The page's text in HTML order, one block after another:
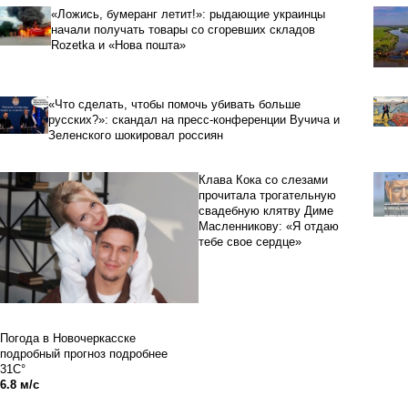
«Ложись, бумеранг летит!»: рыдающие украинцы
начали получать товары со сгоревших складов
Rozetka и «Нова пошта»
«Что сделать, чтобы помочь убивать больше
русских?»: скандал на пресс-конференции Вучича и
Зеленского шокировал россиян
Клава Кока со слезами
прочитала трогательную
свадебную клятву Диме
Масленникову: «Я отдаю
тебе свое сердце»
Погода в Новочеркасске
подробный прогноз подробнее
31C°
6.8 м/с